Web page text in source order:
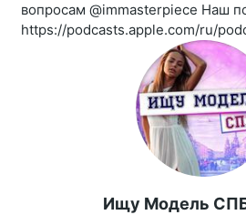
вопросам @immasterpiece Наш
Ищу Модель